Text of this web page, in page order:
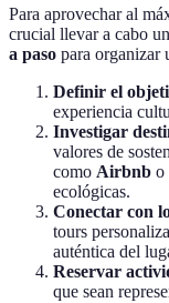
Para aprovechar al
crucial llevar a cabo
a paso para organizar
Definir el
experiencia
Investigar
valores de
como Airbnb o
ecológicas.
Conectar con
tours
auténtica del
Reservar
que sean